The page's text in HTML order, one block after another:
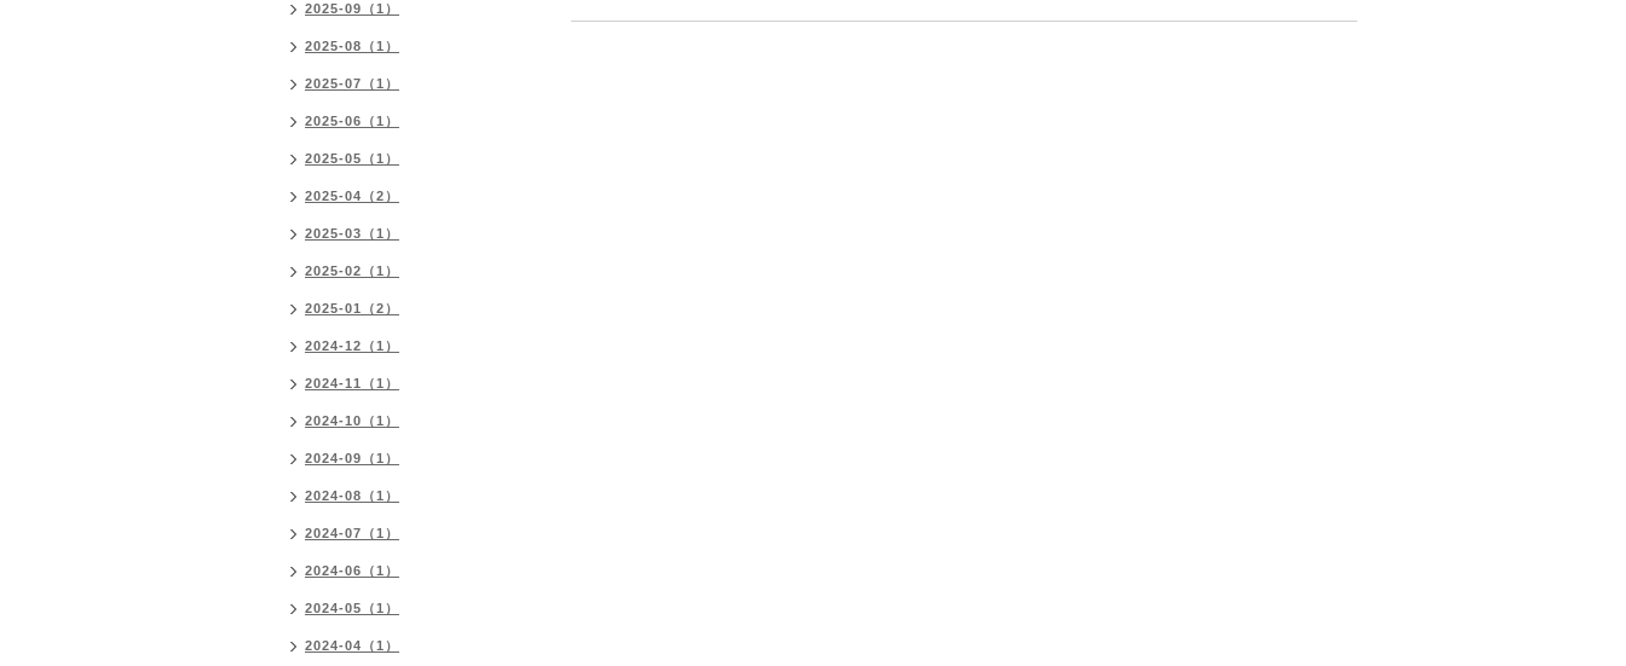
2025-09（1）
2025-08（1）
2025-07（1）
2025-06（1）
2025-05（1）
2025-04（2）
2025-03（1）
2025-02（1）
2025-01（2）
2024-12（1）
2024-11（1）
2024-10（1）
2024-09（1）
2024-08（1）
2024-07（1）
2024-06（1）
2024-05（1）
2024-04（1）